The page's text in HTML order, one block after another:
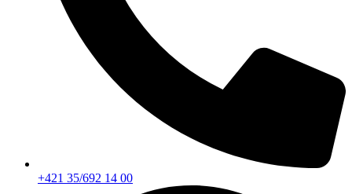
+421 35/692 14 00